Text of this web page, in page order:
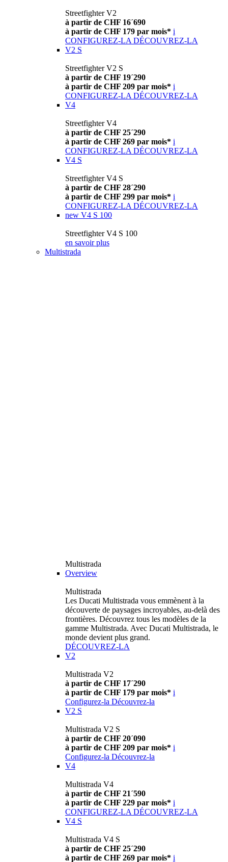
Streetfighter V2
à partir de CHF 16´690
à partir de CHF 179 par mois* i
CONFIGUREZ-LA DÉCOUVREZ-LA
V2 S
Streetfighter V2 S
à partir de CHF 19´290
à partir de CHF 209 par mois* i
CONFIGUREZ-LA DÉCOUVREZ-LA
V4
Streetfighter V4
à partir de CHF 25´290
à partir de CHF 269 par mois* i
CONFIGUREZ-LA DÉCOUVREZ-LA
V4 S
Streetfighter V4 S
à partir de CHF 28´290
à partir de CHF 299 par mois* i
CONFIGUREZ-LA DÉCOUVREZ-LA
new V4 S 100
Streetfighter V4 S 100
en savoir plus
Multistrada
Multistrada
Overview
Multistrada
Les Ducati Multistrada vous emmènent à la
découverte de paysages incroyables, au-delà des
frontières. Découvrez tous les modèles de la
gamme Multistrada. Avec Ducati Multistrada, le
monde devient plus grand.
DÉCOUVREZ-LA
V2
Multistrada V2
à partir de CHF 17´290
à partir de CHF 179 par mois* i
Configurez-la Découvrez-la
V2 S
Multistrada V2 S
à partir de CHF 20´090
à partir de CHF 209 par mois* i
Configurez-la Découvrez-la
V4
Multistrada V4
à partir de CHF 21´590
à partir de CHF 229 par mois* i
CONFIGUREZ-LA DÉCOUVREZ-LA
V4 S
Multistrada V4 S
à partir de CHF 25´290
à partir de CHF 269 par mois* i